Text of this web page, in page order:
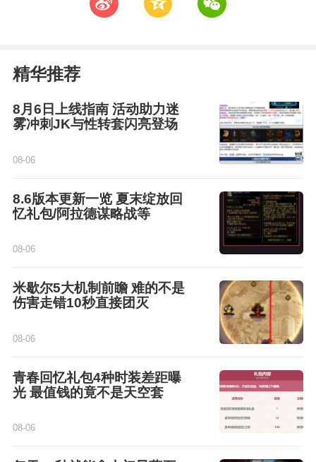
t z w
精华推荐
8月6日上线指南 活动助力迷
雾冲刺JK与性转套闪亮登场
08-06
8.6版本更新一览 夏末绽放回
忆礼包/阿拉德谋略战等
08-06
米歇尔5大机制前瞻 难的不是
伤害走错10秒直接团灭
08-06
青春回忆礼包4种时装差距曝
光 最值钱的竟不是天空套
08-06